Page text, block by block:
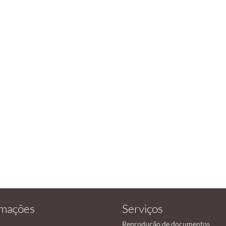
Serviços
Reprodução de documentos